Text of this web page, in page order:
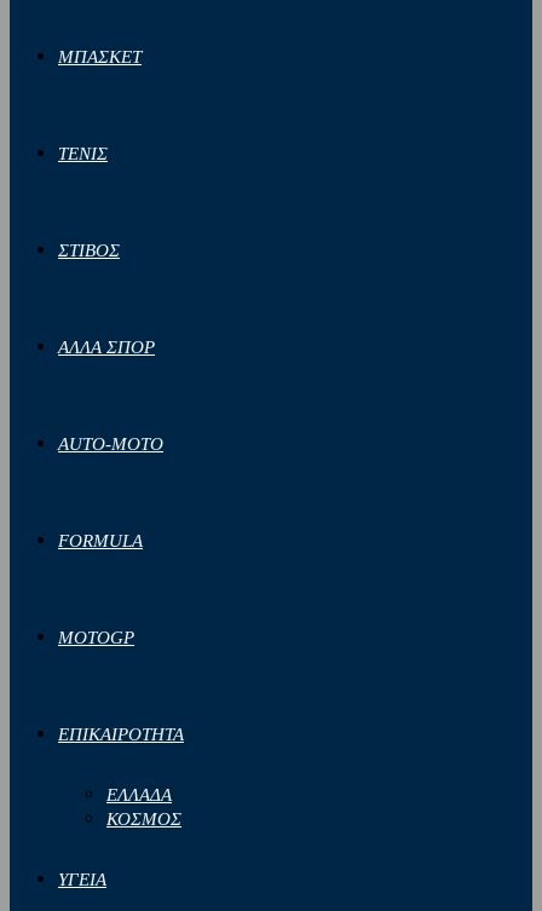
ΜΠΑΣΚΕΤ
ΤΕΝΙΣ
ΣΤΙΒΟΣ
ΑΛΛΑ ΣΠΟΡ
AUTO-MOTO
FORMULA
MOTOGP
ΕΠΙΚΑΙΡΟΤΗΤΑ
ΕΛΛΑΔΑ
ΚΟΣΜΟΣ
ΥΓΕΙΑ